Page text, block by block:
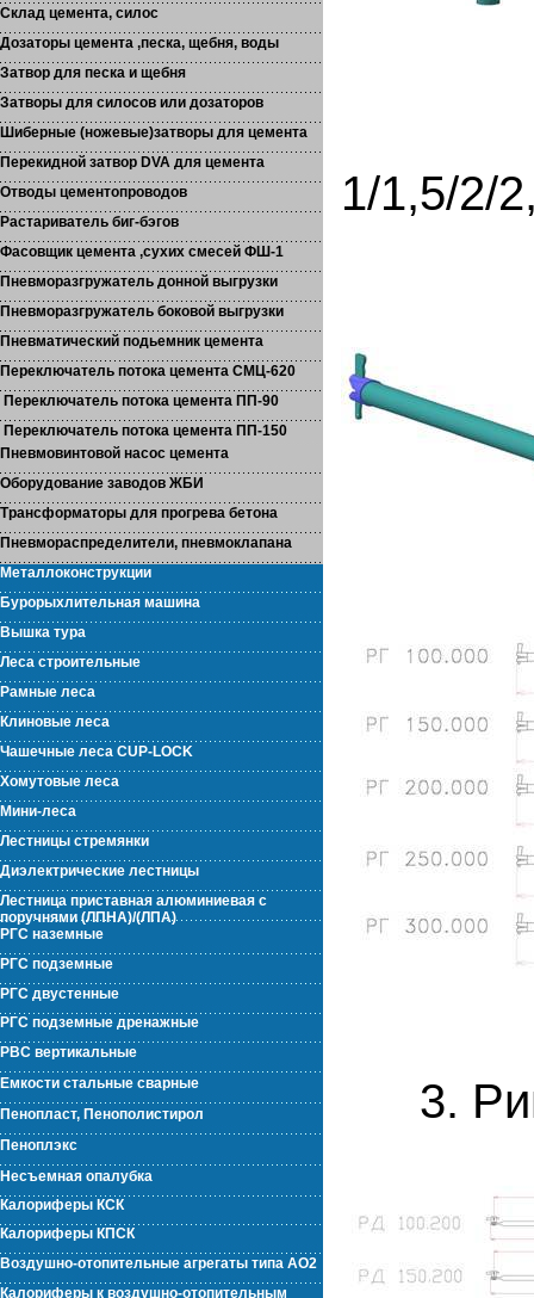
Склад цемента, силос
Дозаторы цемента ,песка, щебня, воды
Затвор для песка и щебня
Затворы для силосов или дозаторов
Шиберные (ножевые)затворы для цемента
Перекидной затвор DVA для цемента
Отводы цементопроводов
Растариватель биг-бэгов
Фасовщик цемента ,сухих смесей ФШ-1
Пневморазгружатель донной выгрузки
Пневморазгружатель боковой выгрузки
Пневматический подьемник цемента
Переключатель потока цемента СМЦ-620
Переключатель потока цемента ПП-90
Переключатель потока цемента ПП-150
Пневмовинтовой насос цемента
Оборудование заводов ЖБИ
Трансформаторы для прогрева бетона
Пневмораспределители, пневмоклапана
Металлоконструкции
Бурорыхлительная машина
Вышка тура
Леса строительные
Рамные леса
Клиновые леса
Чашечные леса CUP-LOCK
Хомутовые леса
Мини-леса
Лестницы стремянки
Диэлектрические лестницы
Лестница приставная алюминиевая с
поручнями (ЛПНА)/(ЛПА)
РГС наземные
РГС подземные
РГС двустенные
РГС подземные дренажные
РВС вертикальные
Емкости стальные сварные
Пенопласт, Пенополистирол
Пеноплэкс
Несъемная опалубка
Калориферы КСК
Калориферы КПСК
Воздушно-отопительные агрегаты типа АО2
Калориферы к воздушно-отопительным
1/1,5/2/
3.